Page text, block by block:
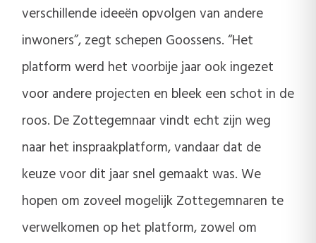
verschillende ideeën opvolgen van andere
inwoners”, zegt schepen Goossens. “Het
platform werd het voorbije jaar ook ingezet
voor andere projecten en bleek een schot in de
roos. De Zottegemnaar vindt echt zijn weg
naar het inspraakplatform, vandaar dat de
keuze voor dit jaar snel gemaakt was. We
hopen om zoveel mogelijk Zottegemnaren te
verwelkomen op het platform, zowel om